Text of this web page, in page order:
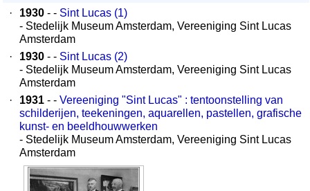
·
1930 - - Sint Lucas (1)
- Stedelijk Museum Amsterdam, Vereeniging Sint Lucas
Amsterdam
·
1930 - - Sint Lucas (2)
- Stedelijk Museum Amsterdam, Vereeniging Sint Lucas
Amsterdam
·
1931 - - Vereeniging "Sint Lucas" : tentoonstelling van
schilderijen, teekeningen, aquarellen, pastellen, grafische
kunst- en beeldhouwwerken
- Stedelijk Museum Amsterdam, Vereeniging Sint Lucas
Amsterdam